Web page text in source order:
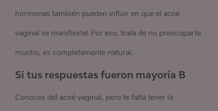
hormonas también pueden influir en que el acné
vaginal se manifieste! Por eso, trata de no preocuparte
mucho, es completamente natural.
Si tus respuestas fueron mayoría B
Conoces del acné vaginal, pero te falta tener la